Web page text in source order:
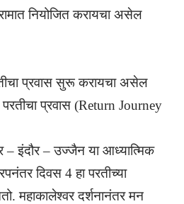
नियोजित करायचा असेल
प्रवास सुरू करायचा असेल
प्रवास (Return Journey
इंदौर – उज्जैन या आध्यात्मिक
दिवस 4 हा परतीच्या
महाकालेश्वर दर्शनानंतर मन